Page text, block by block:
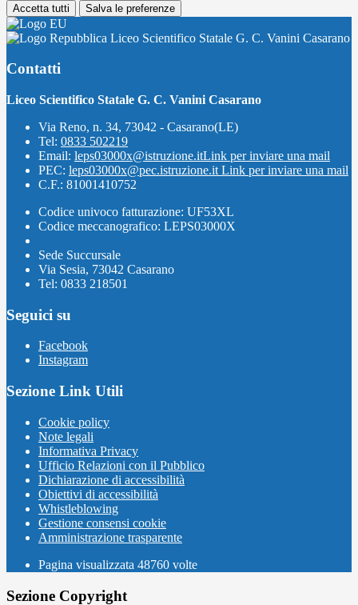
Accetta tutti Salva le preferenze
Liceo Scientifico Statale G. C. Vanini Casarano
Contatti
Liceo Scientifico Statale G. C. Vanini Casarano
Via Reno, n. 34, 73042 - Casarano(LE)
Tel: 0833 502219
Email: leps03000x@istruzione.itLink per inviare una mail
PEC: leps03000x@pec.istruzione.it Link per inviare una mail
C.F.: 81001410752
Codice univoco fatturazione: UF53XL
Codice meccanografico: LEPS03000X
Sede Succursale
Via Sesia, 73042 Casarano
Tel: 0833 218501
Seguici su
Facebook
Instagram
Sezione Link Utili
Cookie policy
Note legali
Informativa Privacy
Ufficio Relazioni con il Pubblico
Dichiarazione di accessibilità
Obiettivi di accessibilità
Whistleblowing
Gestione consensi cookie
Amministrazione trasparente
Pagina visualizzata 48760 volte
Sezione Copyright